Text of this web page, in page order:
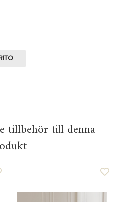
tillbehör till denna